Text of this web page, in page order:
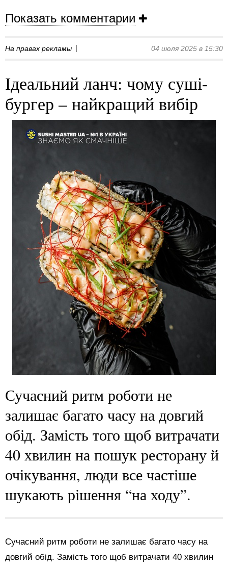
Показать комментарии
На правах рекламы 04 июля 2025 в 15:30
Ідеальний ланч: чому суші-
бургер – найкращий вибір
Сучасний ритм роботи не
залишає багато часу на довгий
обід. Замість того щоб витрачати
40 хвилин на пошук ресторану й
очікування, люди все частіше
шукають рішення “на ходу”.
Сучасний ритм роботи не залишає багато часу на
довгий обід. Замість того щоб витрачати 40 хвилин